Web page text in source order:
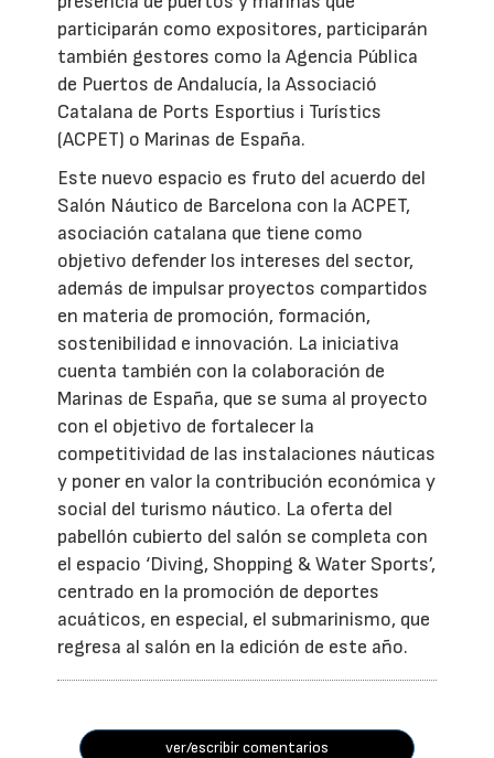
participarán como expositores, participarán
también gestores como la Agencia Pública
de Puertos de Andalucía, la Associació
Catalana de Ports Esportius i Turístics
(ACPET) o Marinas de España.
Este nuevo espacio es fruto del acuerdo del
Salón Náutico de Barcelona con la ACPET,
asociación catalana que tiene como
objetivo defender los intereses del sector,
además de impulsar proyectos compartidos
en materia de promoción, formación,
sostenibilidad e innovación. La iniciativa
cuenta también con la colaboración de
Marinas de España, que se suma al proyecto
con el objetivo de fortalecer la
competitividad de las instalaciones náuticas
y poner en valor la contribución económica y
social del turismo náutico. La oferta del
pabellón cubierto del salón se completa con
el espacio ‘Diving, Shopping & Water Sports’,
centrado en la promoción de deportes
acuáticos, en especial, el submarinismo, que
regresa al salón en la edición de este año.
ver/escribir comentarios